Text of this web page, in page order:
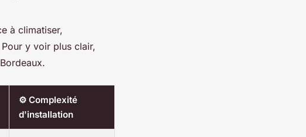
à climatiser,
y voir plus clair,
⚙️ Complexité
d'installation